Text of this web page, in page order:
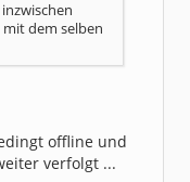
dem selben
offline und
verfolgt ...